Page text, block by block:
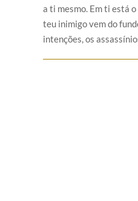
a ti mesmo. Em ti está
teu inimigo vem do
intenções, os